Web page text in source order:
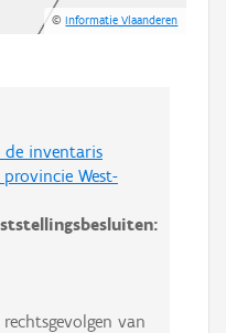
©Informatie Vlaanderen
inventaris
West-
van